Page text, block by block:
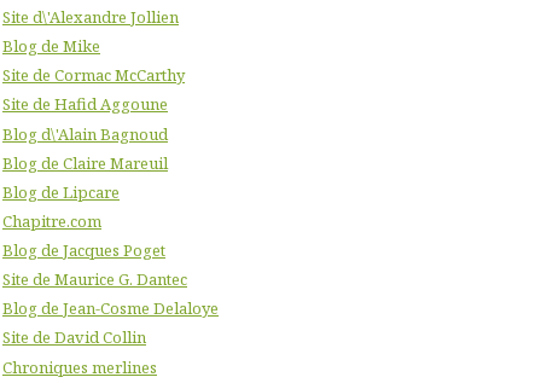
Site d\'Alexandre Jollien
Blog de Mike
Site de Cormac McCarthy
Site de Hafid Aggoune
Blog d\'Alain Bagnoud
Blog de Claire Mareuil
Blog de Lipcare
Chapitre.com
Blog de Jacques Poget
Site de Maurice G. Dantec
Blog de Jean-Cosme Delaloye
Site de David Collin
Chroniques merlines